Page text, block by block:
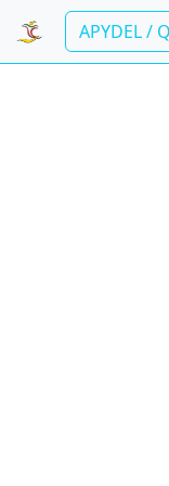
APYDEL /